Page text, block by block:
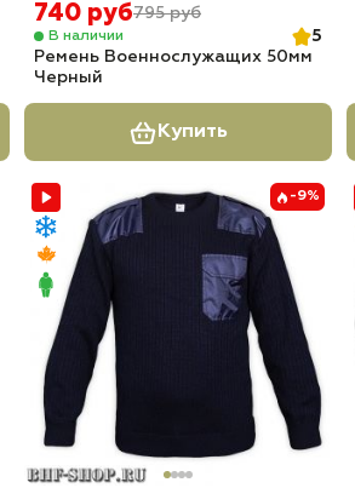
740 руб795 руб
В наличии
5
Ремень Военнослужащих 50мм
Черный
Купить
-9%